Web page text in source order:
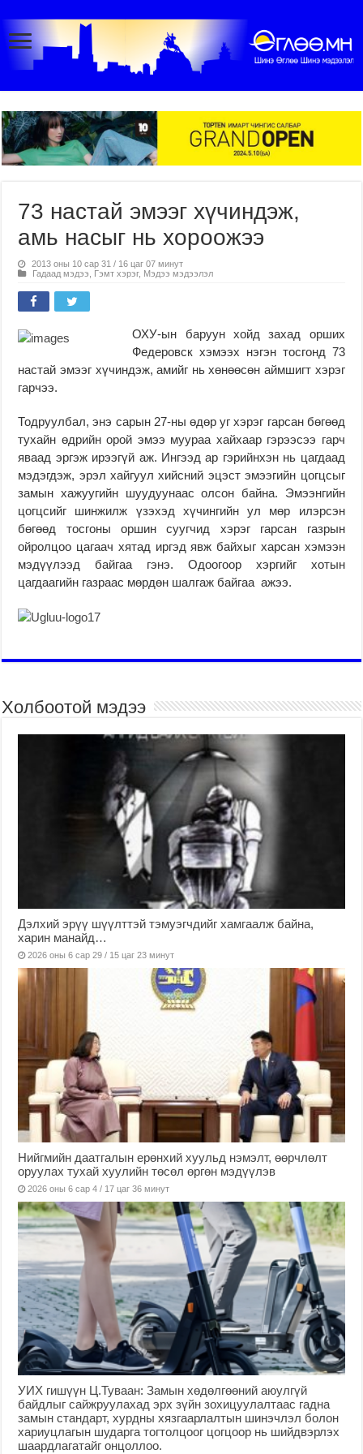
73 настай эмээг хүчиндэж,
амь насыг нь хороожээ
2013 оны 10 сар 31 / 16 цаг 07 минут
Гадаад мэдээ
Гэмт хэрэг, Мэдээ мэдээлэл
ОХУ-ын баруун хойд захад орших
Федеровск хэмээх нэгэн тосгонд 73
настай эмээг хүчиндэж, амийг нь хөнөөсөн аймшигт хэрэг
гарчээ.
Тодруулбал, энэ сарын 27-ны өдөр уг хэрэг гарсан бөгөөд
тухайн өдрийн орой эмээ муураа хайхаар гэрээсээ гарч
яваад эргэж ирээгүй аж. Ингээд ар гэрийнхэн нь цагдаад
мэдэгдэж, эрэл хайгуул хийсний эцэст эмээгийн цогцсыг
замын хажуугийн шуудуунаас олсон байна. Эмээнгийн
цогцсийг шинжилж үзэхэд хүчингийн ул мөр илэрсэн
бөгөөд тосгоны оршин суугчид хэрэг гарсан газрын
ойролцоо цагаач хятад иргэд явж байхыг харсан хэмээн
мэдүүлээд байгаа гэнэ. Одоогоор хэргийг хотын
цагдаагийн газраас мөрдөн шалгаж байгаа ажээ.
Холбоотой мэдээ
Дэлхий эрүү шүүлттэй тэмуэгчдийг хамгаалж байна,
харин манайд…
2026 оны 6 сар 29 / 15 цаг 23 минут
Нийгмийн даатгалын ерөнхий хуульд нэмэлт, өөрчлөлт
оруулах тухай хуулийн төсөл өргөн мэдүүлэв
2026 оны 6 сар 4 / 17 цаг 36 минут
УИХ гишүүн Ц.Туваан: Замын хөдөлгөөний аюулгүй
байдлыг сайжруулахад эрх зүйн зохицуулалтаас гадна
замын стандарт, хурдны хязгаарлалтын шинэчлэл болон
хариуцлагын шударга тогтолцоог цогцоор нь шийдвэрлэх
шаардлагатайг онцоллоо.